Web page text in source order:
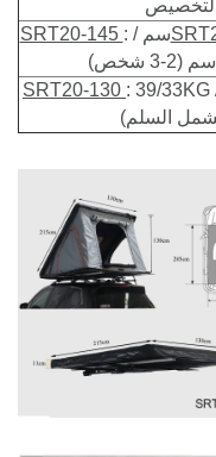
SRT20-145 :
SRT20-130 : 39/33KG
السلم)